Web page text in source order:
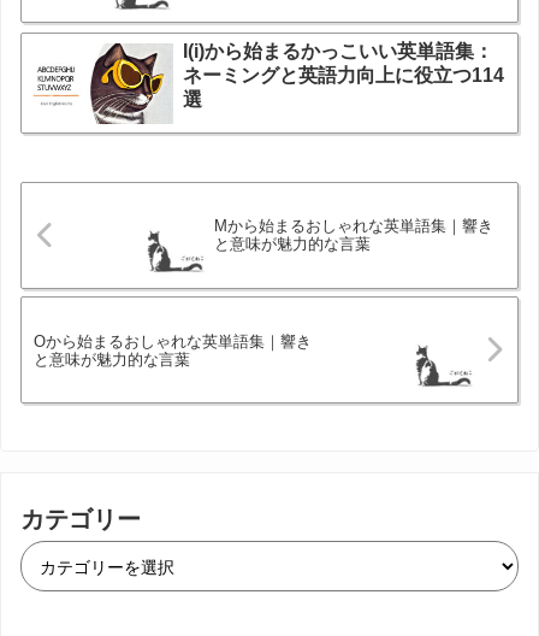
I(i)から始まるかっこいい英単語集：
ネーミングと英語力向上に役立つ114
選
Mから始まるおしゃれな英単語集｜響き
と意味が魅力的な言葉
Oから始まるおしゃれな英単語集｜響き
と意味が魅力的な言葉
カテゴリー